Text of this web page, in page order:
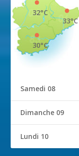
33°C
32°C
30°C
Samedi 08
Dimanche 09
Lundi 10